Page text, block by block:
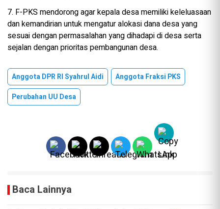
7. F-PKS mendorong agar kepala desa memiliki keleluasaan
dan kemandirian untuk mengatur alokasi dana desa yang
sesuai dengan permasalahan yang dihadapi di desa serta
sejalan dengan prioritas pembangunan desa.
Anggota DPR RI Syahrul Aidi
Anggota Fraksi PKS
Perubahan UU Desa
Baca Lainnya